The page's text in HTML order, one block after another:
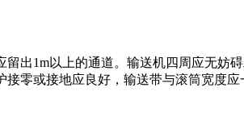
出1m以上的通道。输送机四周应无妨碍
零或接地应良好，输送带与滚筒宽度应